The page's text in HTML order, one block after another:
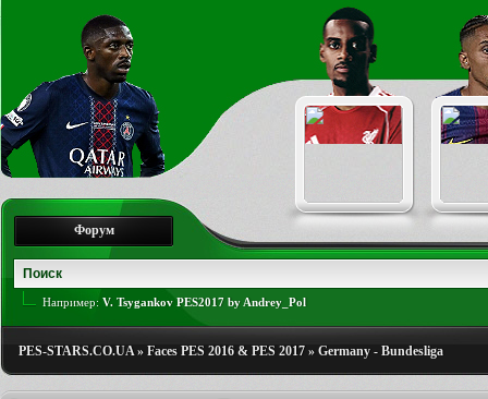
Форум
Например: V. Tsygankov PES2017 by Andrey_Pol
PES-STARS.CO.UA» Faces PES 2016 & PES 2017 » Germany - Bundesliga